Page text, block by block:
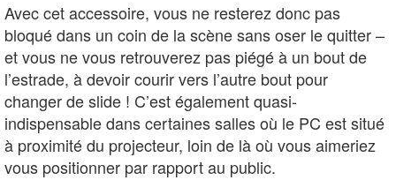
Avec cet accessoire, vous ne resterez donc pas
bloqué dans un coin de la scène sans oser le quitter –
et vous ne vous retrouverez pas piégé à un bout de
l’estrade, à devoir courir vers l’autre bout pour
changer de slide ! C’est également quasi-
indispensable dans certaines salles où le PC est situé
à proximité du projecteur, loin de là où vous aimeriez
vous positionner par rapport au public.